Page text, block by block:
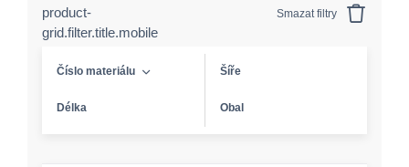
product-
grid.filter.title.mobile
Smazat filtry
Číslo materiálu Šíře
Délka Obal